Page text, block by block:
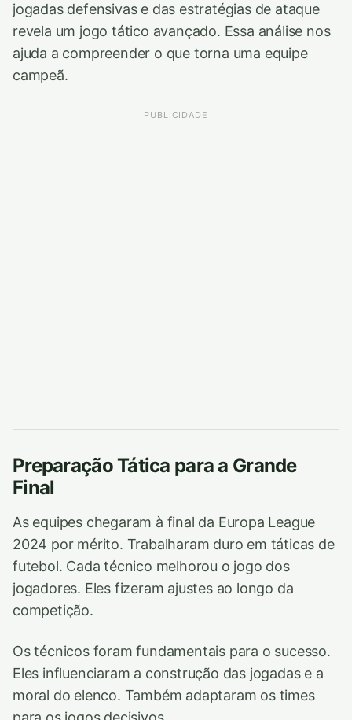
jogadas defensivas e das estratégias de ataque
revela um jogo tático avançado. Essa análise nos
ajuda a compreender o que torna uma equipe
campeã.
PUBLICIDADE
Preparação Tática para a Grande
Final
As equipes chegaram à final da Europa League
2024 por mérito. Trabalharam duro em táticas de
futebol. Cada técnico melhorou o jogo dos
jogadores. Eles fizeram ajustes ao longo da
competição.
Os técnicos foram fundamentais para o sucesso.
Eles influenciaram a construção das jogadas e a
moral do elenco. Também adaptaram os times